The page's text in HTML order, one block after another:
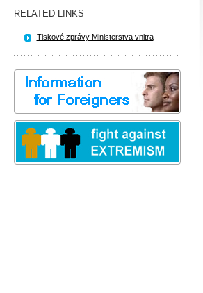
RELATED LINKS
Tiskové zprávy Ministerstva vnitra